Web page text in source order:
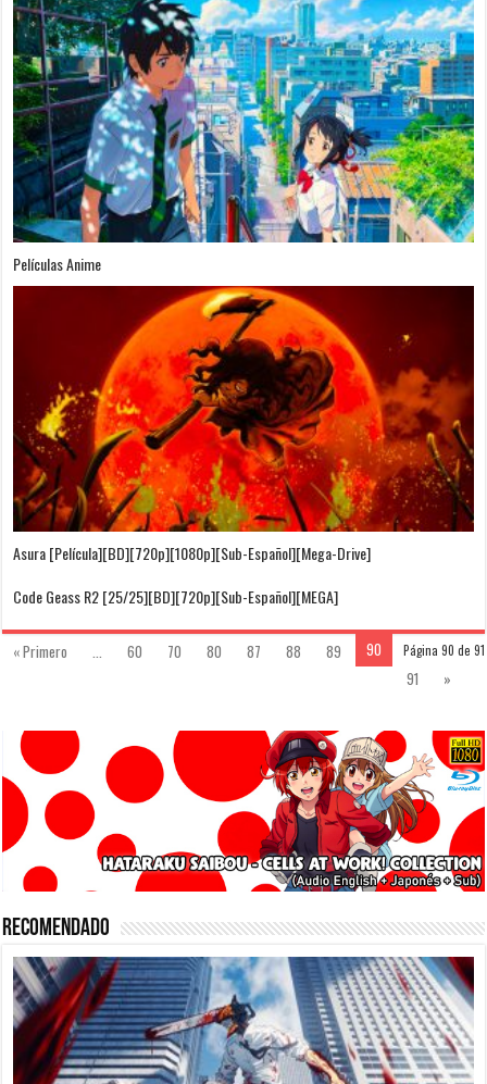
Películas Anime
Asura [Película][BD][720p][1080p][Sub-Español][Mega-Drive]
Code Geass R2 [25/25][BD][720p][Sub-Español][MEGA]
Página 90 de 91
« Primero 60 70 80 87 88 89
90
91
»
Recomendado